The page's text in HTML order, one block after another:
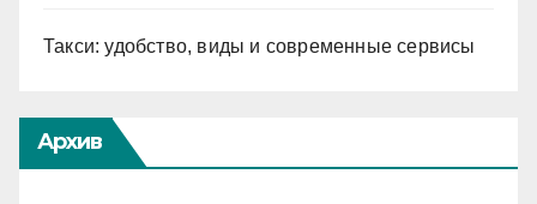
Такси: удобство, виды и современные сервисы
Архив